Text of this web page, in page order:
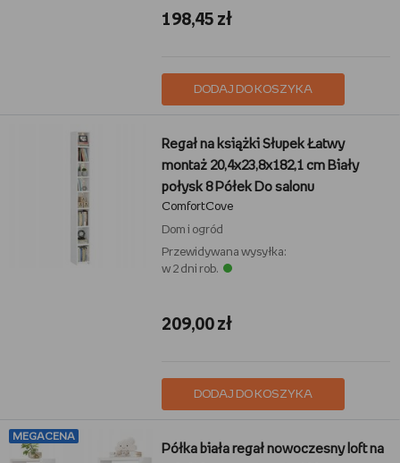
198,45 zł
DODAJ DO KOSZYKA
Regał na książki Słupek Łatwy
montaż 20,4x23,8x182,1 cm Biały
połysk 8 Półek Do salonu
ComfortCove
Dom i ogród
Przewidywana wysyłka:
w 2 dni rob.
209,00 zł
DODAJ DO KOSZYKA
MEGACENA
Półka biała regał nowoczesny loft na